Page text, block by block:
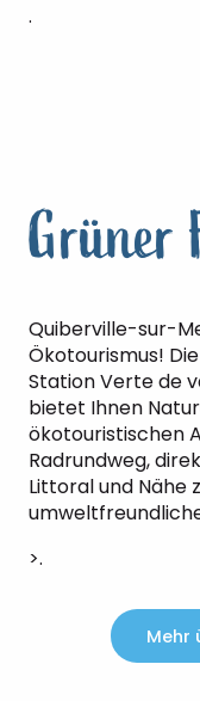
.
Grüner
Quiberville-sur-
Ökotourismus!
Station Verte de
bietet Ihnen
ökotouristischen
Radrundweg,
Littoral und Nähe
>.
Mehr